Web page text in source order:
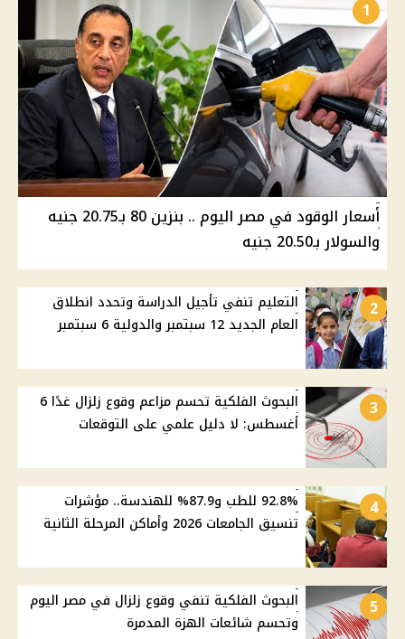
1
أسعار الوقود في مصر اليوم .. بنزين 80 بـ20.75 جنيه
والسولار بـ20.50 جنيه
2
التعليم تنفي تأجيل الدراسة وتحدد انطلاق
العام الجديد 12 سبتمبر والدولية 6 سبتمبر
3
البحوث الفلكية تحسم مزاعم وقوع زلزال غدًا 6
أغسطس: لا دليل علمي على التوقعات
4
92.8% للطب و87.9% للهندسة.. مؤشرات
تنسيق الجامعات 2026 وأماكن المرحلة الثانية
5
البحوث الفلكية تنفي وقوع زلزال في مصر اليوم
وتحسم شائعات الهزة المدمرة